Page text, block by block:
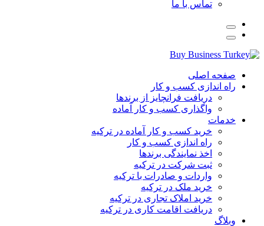
تماس با ما
صفحه اصلی
راه اندازی کسب و کار
دریافت فرانچایز از برندها
واگذاری کسب و کار آماده
خدمات
خرید کسب و کار آماده در ترکیه
راه اندازی کسب و کار
اخذ نمایندگی برندها
ثبت شرکت در ترکیه
واردات و صادرات با ترکیه
خرید ملک در ترکیه
خرید املاک تجاری در ترکیه
دریافت اقامت کاری در ترکیه
وبلاگ